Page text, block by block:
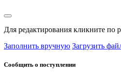
Для редактирования кликните по
Заполнить вручную Загрузить
Сообщить о поступлении